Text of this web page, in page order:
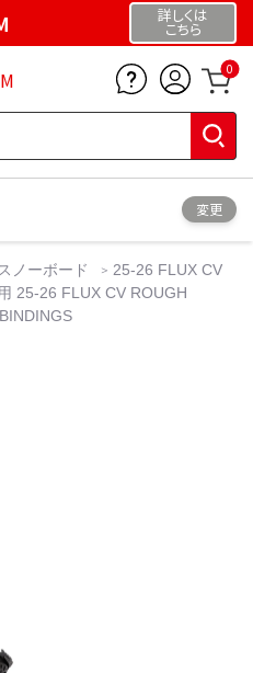
詳しくは
こちら
0
変更
スノーボード
25-26 FLUX CV
25-26 FLUX CV ROUGH